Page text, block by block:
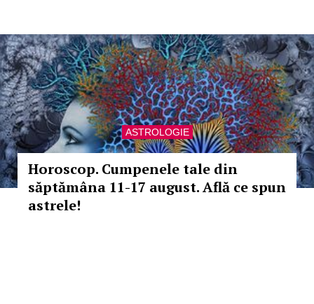
ASTROLOGIE
Horoscop. Cumpenele tale din
săptămâna 11-17 august. Află ce spun
astrele!